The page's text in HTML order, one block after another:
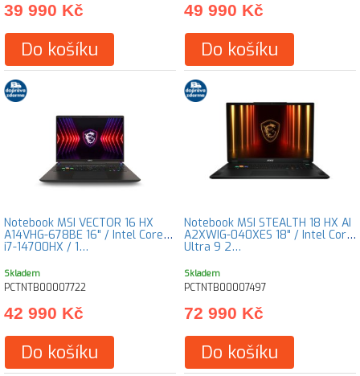
39 990 Kč
Do košíku
49 990 Kč
Do košíku
Notebook MSI VECTOR 16 HX
A14VHG-678BE 16" / Intel Core
i7-14700HX / 1…
Skladem
PCTNTB00007722
42 990 Kč
Do košíku
Notebook MSI STEALTH 18 HX AI
A2XWIG-040XES 18" / Intel Core
Ultra 9 2…
Skladem
PCTNTB00007497
72 990 Kč
Do košíku